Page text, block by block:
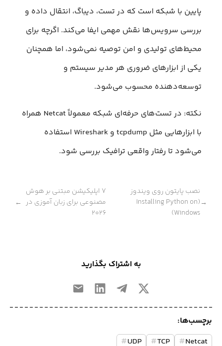
پایین با شبکه است که در تست، دیباگ، انتقال داده و
بررسی سرویس‌ها نقش مهمی ایفا می‌کند. اگرچه برای
محیط‌های تولیدی و امن توصیه نمی‌شود، اما همچنان
یکی از ابزارهای ضروری هر مدیر سیستم و
توسعه‌دهنده محسوب می‌شود.
نکته: در تست‌های حرفه‌ای شبکه معمولاً Netcat همراه
با ابزارهایی مثل tcpdump و Wireshark استفاده
می‌شود تا رفتار واقعی ترافیک بررسی شود.
→
نصب پایتون روی ویندوز
(Installing Python on
Windows)
۷ اپلیکیشن مبتنی بر هوش
مصنوعی برای زبان آموزی در
۲۰۲۶
←
به اشتراک بگذارید
برچسب‌ها:
Netcat
#
TCP
#
UDP
#